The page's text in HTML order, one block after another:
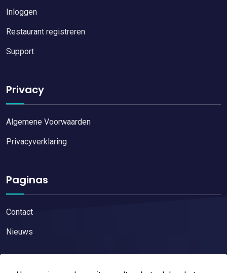
Inloggen
Restaurant registreren
Support
Privacy
Algemene Voorwaarden
Privacyverklaring
Paginas
Contact
Nieuws